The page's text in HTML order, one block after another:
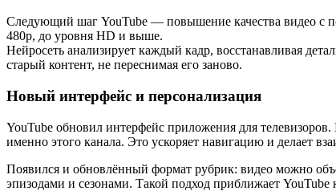
Следующий шаг YouTube — повышение качества видео с
480p, до уровня HD и выше.
Нейросеть анализирует каждый кадр, восстанавливая
старый контент, не переснимая его заново.
Новый интерфейс и персонализация
YouTube обновил интерфейс приложения для
именно этого канала. Это ускоряет навигацию и делает
Появился и обновлённый формат рубрик: видео можно
эпизодами и сезонами. Такой подход приближает